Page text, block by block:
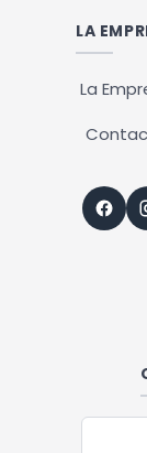
LA
La